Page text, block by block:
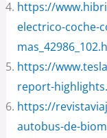
https://
electrico-coche-
https://
report-
https://
autobus-de-